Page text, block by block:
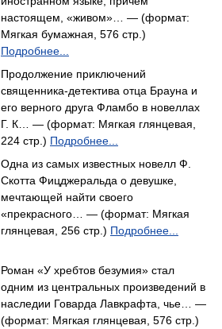
настоящем, «живом»… — (формат:
Мягкая бумажная, 576 стр.)
Подробнее...
Продолжение приключений
священника-детектива отца Брауна и
его верного друга Фламбо в новеллах
Г. К… — (формат: Мягкая глянцевая,
224 стр.) Подробнее...
Одна из самых известных новелл Ф.
Скотта Фицджеральда о девушке,
мечтающей найти своего
«прекрасного… — (формат: Мягкая
глянцевая, 256 стр.) Подробнее...
Роман «У хребтов безумия» стал
одним из центральных произведений в
наследии Говарда Лавкрафта, чье… —
(формат: Мягкая глянцевая, 576 стр.)